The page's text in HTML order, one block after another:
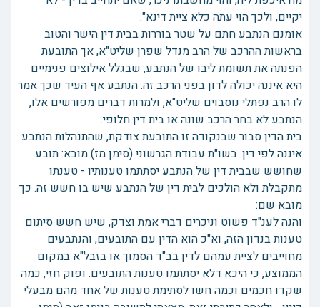
יקיים, ולכך הוי עתה כלא ציית דינא".
אומנם הנתבע חתם על שטר בוררות בבית דין הישר והטוב
בראשות ההרכב של הרב מנדל שפרן שליט"א, אך התובעת
הפנתה את תשומת ליבו של הנתבע, שבגלל אילוצים פנימיים
היא איננה יכולה לדון בפני הרכב זה. הנתבע אף העיד שכך אמר
לו הרב נפתלי נוסבוים שליט"א, ולמרות דברים מפורשים אלו,
הנתבע לא בחר הרכב שונה או בית דין חלופי.
בית הדין סבור שבנקודה זו התובעת צודקת, שהתנהלות הנתבע
איננה לפי דין. בשו"ת עבודת הגרשוני (סימן מז) מובא: תובע
שחושש שבבית דין של הנתבע יסתתמו טענותיו - טענתו
מתקבלת ולא הולכים לבית דין של הנתבע שיש בו חשש זה. כך
מובא שם:
והנה לענ"ד פשוט וניכרים דברי אמת וצדק, שיש חשש סיתום
טענות בנדון הזה, וא"כ הוא הדין עם התובעים, והנתבעים
מחוייבים לציית עמהם לדין בב"ד הסמוך או בזבל"א במקום
הממוצע, כי היכא דלא יסתתמו טענות התובעים. ופוק חזי, כמה
שקדו חכמים וכמה חשו לסתימת טענות של אחד מהם מבעלי